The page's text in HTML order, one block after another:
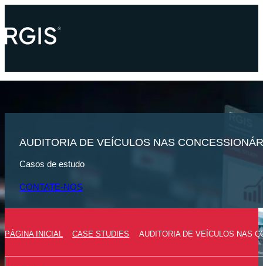
AUDITORIA DE VEÍCULOS NAS
Casos de estudo
CONTATE-NOS
PÁGINA INICIAL CASE STUDIES AUDITORIA DE VEÍCULOS NAS